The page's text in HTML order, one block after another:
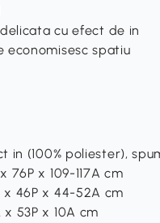
cu efect de in
economisesc spatiu
in (100% poliester),
76P x 109-117A cm
x 46P x 44-52A cm
53P x 10A cm